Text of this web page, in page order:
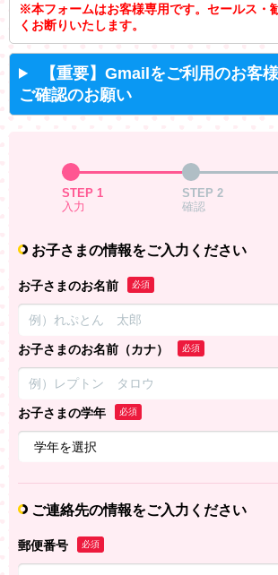
※本フォームはお客様専用です。セールス・
くお断りいたします。
【重要】Gmailをご利用のお客
ご確認のお願い
STEP 1
入力
STEP 2
確認
お子さまの情報をご入力ください
お子さまのお名前 必須
お子さまのお名前（カナ） 必須
お子さまの学年 必須
ご連絡先の情報をご入力ください
郵便番号 必須